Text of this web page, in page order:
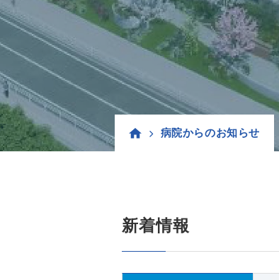
病院からのお知らせ
新着情報